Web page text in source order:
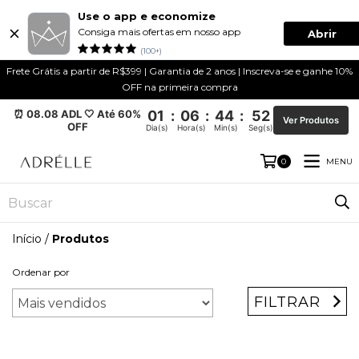
Use o app e economize
Consiga mais ofertas em nosso app
(100+)
Abrir
Frete Grátis a partir de R$399 | Garantia de 2 anos | Inscreva-se e ganhe 10%
OFF na primeira compra
⏰ 08.08 ADL 🤍 Até 60%
OFF
01 : 06 : 44 : 51
Dia(s) Hora(s) Min(s) Seg(s)
Ver Produtos
0 MENU
Início / Produtos
Ordenar por
FILTRAR